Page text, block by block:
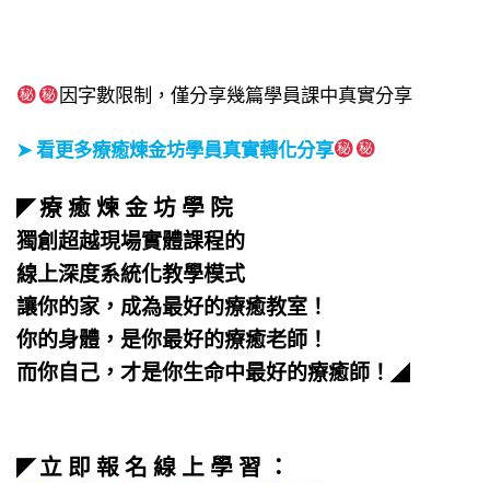
因字數限制，僅分享幾篇學員課中真實分享
➤ 看更多療癒煉金坊學員真實轉化分享
◤療 癒 煉 金 坊 學 院
獨創超越現場實體課程的
線上深度系統化教學模式
讓你的家，成為最好的療癒教室！
你的身體，是你最好的療癒老師！
而你自己，才是你生命中最好的療癒師！ ◢
◤立 即 報 名 線 上 學 習 ：